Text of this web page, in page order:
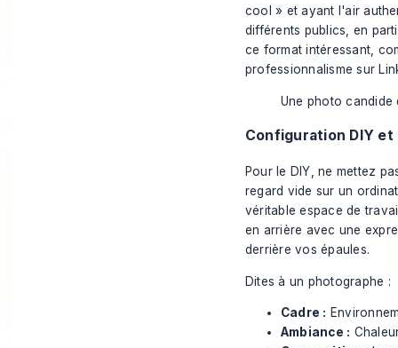
cool » et ayant l'air
différents publics, en
ce format intéressant,
professionnalisme sur
Une photo candide
Configuration DIY
Pour le DIY, ne mettez
regard vide sur un
véritable espace de
en arrière avec une
derrière vos épaules.
Dites à un photographe :
Cadre :
Ambiance :